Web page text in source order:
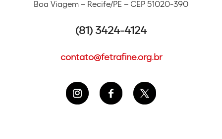
Boa Viagem – Recife/PE – CEP 51020-390
(81) 3424-4124
contato@fetrafine.org.br